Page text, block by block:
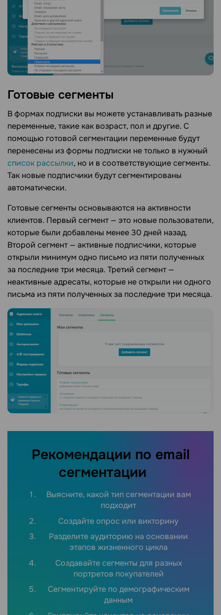
Готовые сегменты
В формах подписки вы можете устанавливать разные
переменные, такие как возраст, пол и другие. С
помощью готовой сегментации переменные будут
перенесены из формы подписки не только в нужный
список рассылки, но и в соответствующие сегменты.
Так новые подписчики будут сегментированы
автоматически.
Готовые сегменты основываются на активности
клиентов. Первый сегмент — это новые пользователи,
которые были добавлены менее 30 дней назад.
Второй сегмент — активные подписчики, которые
открыли минимум одно письмо из пяти полученных
за последние три месяца. Третий сегмент —
неактивные адресаты, которые не открыли ни одного
письма из пяти полученных за последние три месяца.
Рекомендации по email
сегментации
Выясните, какой тип сегментации вам
подходит
Создайте опрос или викторину
Разделите аудиторию на основании
этапов жизненного цикла
Создавайте сегменты для разных
портретов покупателей
Сегментируйте по демографическим
данным